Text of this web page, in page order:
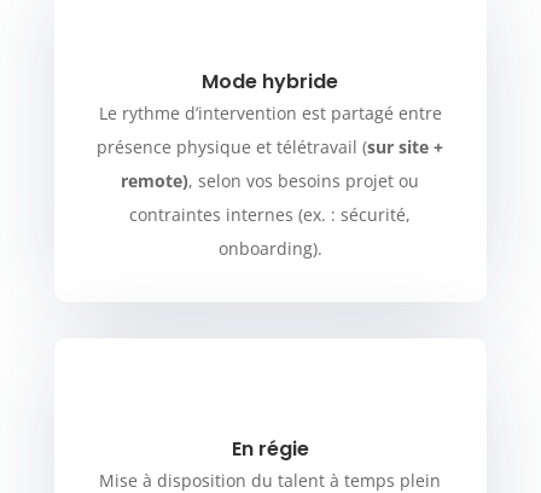
Mode hybride
Le rythme d’intervention est partagé entre
présence physique et télétravail (sur site +
remote), selon vos besoins projet ou
contraintes internes (ex. : sécurité,
onboarding).
En régie
Mise à disposition du talent à temps plein